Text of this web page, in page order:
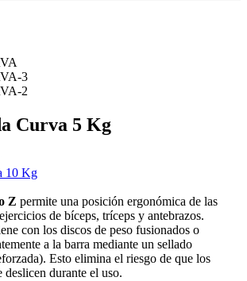
Curva 5 Kg
10 Kg
Z permite una posición ergonómica de las
de bíceps, tríceps y antebrazos.
con los discos de peso fusionados o
a la barra mediante un sellado
Esto elimina el riesgo de que los
deslicen durante el uso.